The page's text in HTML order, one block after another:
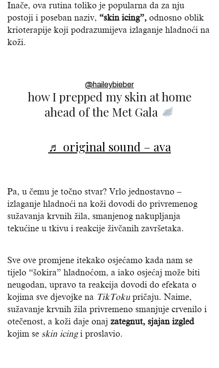
Inače, ova rutina toliko je popularna da za nju
postoji i poseban naziv, “skin icing”, odnosno oblik
krioterapije koji podrazumijeva izlaganje hladnoći na
koži.
@haileybieber
how I prepped my skin at home
ahead of the Met Gala
♬ original sound – ava
Pa, u čemu je točno stvar? Vrlo jednostavno –
izlaganje hladnoći na koži dovodi do privremenog
sužavanja krvnih žila, smanjenog nakupljanja
tekućine u tkivu i reakcije živčanih završetaka.
Sve ove promjene itekako osjećamo kada nam se
tijelo “šokira” hladnoćom, a iako osjećaj može biti
neugodan, upravo ta reakcija dovodi do efekata o
kojima sve djevojke na TikTokupričaju. Naime,
sužavanje krvnih žila privremeno smanjuje crvenilo i
otečenost, a koži daje onaj zategnut, sjajan izgled
kojim se skin icingi proslavio.